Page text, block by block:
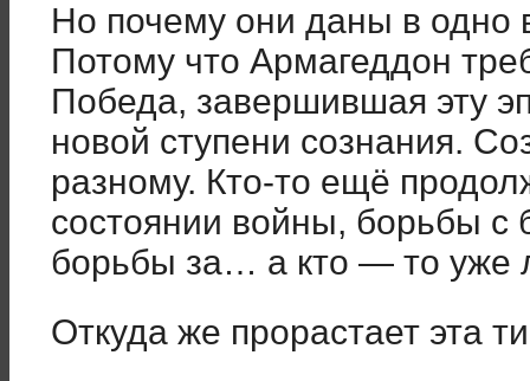
Но почему они даны в одно
Потому что Армагеддон
Победа, завершившая эту
новой ступени сознания.
разному. Кто-то ещё
состоянии войны, борьбы
борьбы за… а кто — то уже
Откуда же прорастает эта